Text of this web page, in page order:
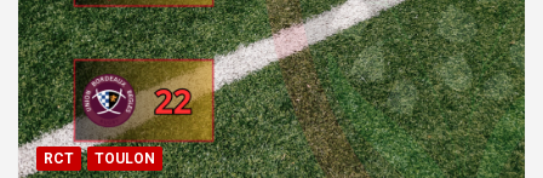
RCT TOULON